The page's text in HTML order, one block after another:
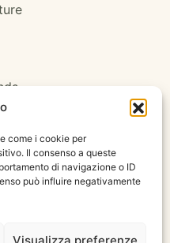
come i cookie per
Il consenso a queste
di navigazione o ID
può influire negativamente
Visualizza preferenze